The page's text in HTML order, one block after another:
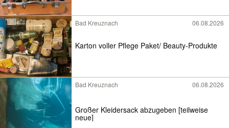
Bad Kreuznach 06.08.2026
Karton voller Pflege Paket/ Beauty-Produkte
Bad Kreuznach 06.08.2026
Großer Kleidersack abzugeben [teilweise
neue]